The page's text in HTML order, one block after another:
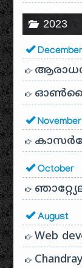
2023
December
November
October
August
Web